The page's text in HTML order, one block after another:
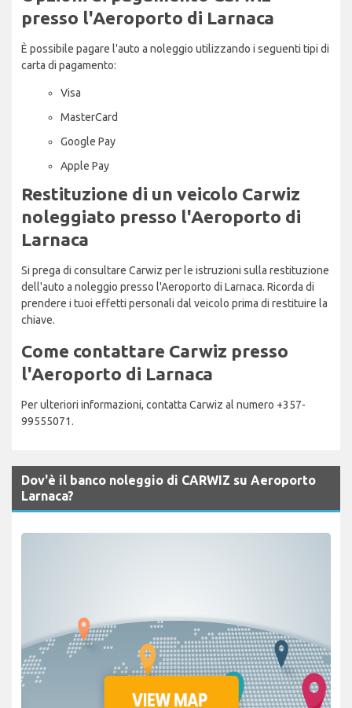
presso l'Aeroporto di Larnaca
È possibile pagare l'auto a noleggio utilizzando i seguenti tipi di
carta di pagamento:
Visa
MasterCard
Google Pay
Apple Pay
Restituzione di un veicolo Carwiz
noleggiato presso l'Aeroporto di
Larnaca
Si prega di consultare Carwiz per le istruzioni sulla restituzione
dell'auto a noleggio presso l'Aeroporto di Larnaca. Ricorda di
prendere i tuoi effetti personali dal veicolo prima di restituire la
chiave.
Come contattare Carwiz presso
l'Aeroporto di Larnaca
Per ulteriori informazioni, contatta Carwiz al numero +357-
99555071.
Dov'è il banco noleggio di CARWIZ su Aeroporto
Larnaca?